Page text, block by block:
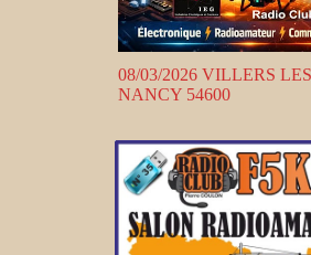
08/03/2026 VILLERS LES
NANCY 54600